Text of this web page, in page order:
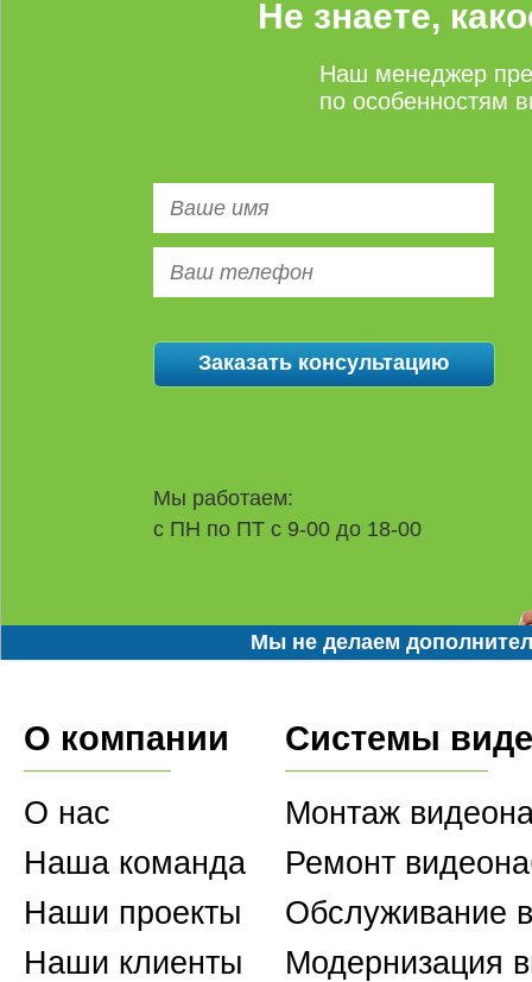
Не знаете,
Наш менеджер
по особенностям
Мы работаем:
с ПН по ПТ с 9-00 до 18-00
Мы не делаем
О компании
О нас
Наша команда
Наши проекты
Наши клиенты
Системы
Монтаж
Ремонт
Обслуживание
Модернизация